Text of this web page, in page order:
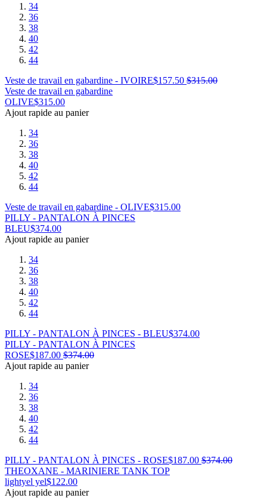
34
36
38
40
42
44
Veste de travail en gabardine - IVOIRE$157.50 $315.00
Veste de travail en gabardine
OLIVE$315.00
Ajout rapide au panier
34
36
38
40
42
44
Veste de travail en gabardine - OLIVE$315.00
PILLY - PANTALON À PINCES
BLEU$374.00
Ajout rapide au panier
34
36
38
40
42
44
PILLY - PANTALON À PINCES - BLEU$374.00
PILLY - PANTALON À PINCES
ROSE$187.00 $374.00
Ajout rapide au panier
34
36
38
40
42
44
PILLY - PANTALON À PINCES - ROSE$187.00 $374.00
THEOXANE - MARINIERE TANK TOP
lightyel yel$122.00
Ajout rapide au panier